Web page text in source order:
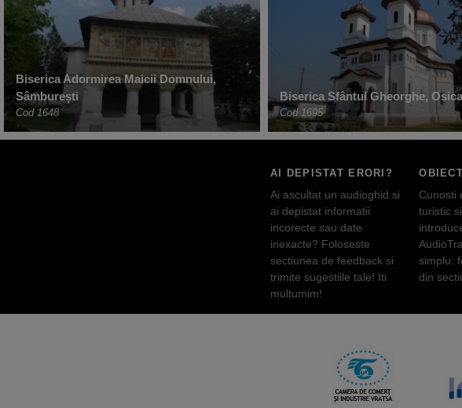
Biserica Adormirea Maicii Domnului,
Sâmburești
Cod 1648
Biserica Sfântul Gheorghe,
Cod 1695
AI DEPISTAT ERORI?
Ai ascultat un audioghid si
ai depistat informatii
incorecte sau date
inexacte? Foloseste
sectiunea de feedback si
trimite sugestiile tale! Iti
multumim!
Cunosti
turistic
simplu:
din